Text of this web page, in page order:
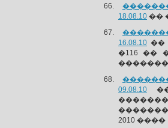
18.08.10 ��
16.08.10 ��
�116 ��
09.08.10
2010 ����